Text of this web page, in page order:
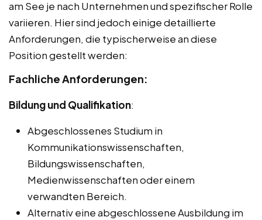
am See je nach Unternehmen und spezifischer Rolle
variieren. Hier sind jedoch einige detaillierte
Anforderungen, die typischerweise an diese
Position gestellt werden:
Fachliche Anforderungen:
Bildung und Qualifikation:
Abgeschlossenes Studium in
Kommunikationswissenschaften,
Bildungswissenschaften,
Medienwissenschaften oder einem
verwandten Bereich.
Alternativ eine abgeschlossene Ausbildung im